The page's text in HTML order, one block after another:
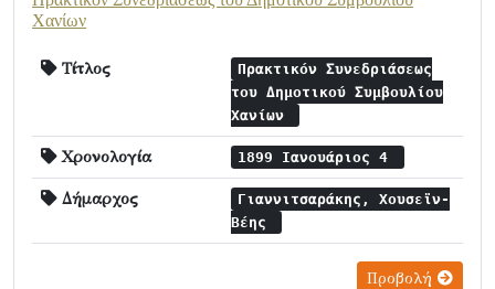
Χανίων
Τίτλος
Πρακτικόν Συνεδριάσεως
του Δημοτικού Συμβουλίου
Χανίων
Χρονολογία 1899 Ιανουάριος 4
Δήμαρχος
Γιαννιτσαράκης, Χουσεϊν-
Βέης
Προβολή